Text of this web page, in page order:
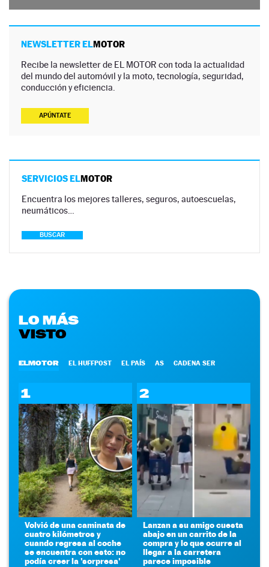
NEWSLETTER ELMOTOR
Recibe la newsletter de EL MOTOR con toda la actualidad
del mundo del automóvil y la moto, tecnología, seguridad,
conducción y eficiencia.
APÚNTATE
SERVICIOS ELMOTOR
Encuentra los mejores talleres, seguros, autoescuelas,
neumáticos…
BUSCAR
LO MÁS
VISTO
ELMOTOR EL HUFFPOST EL PAÍS AS CADENA SER
1
Volvió de una caminata de
cuatro kilómetros y
cuando regresa al coche
se encuentra con esto: no
podía creer la 'sorpresa'
2
Lanzan a su amigo cuesta
abajo en un carrito de la
compra y lo que ocurre al
llegar a la carretera
parece imposible